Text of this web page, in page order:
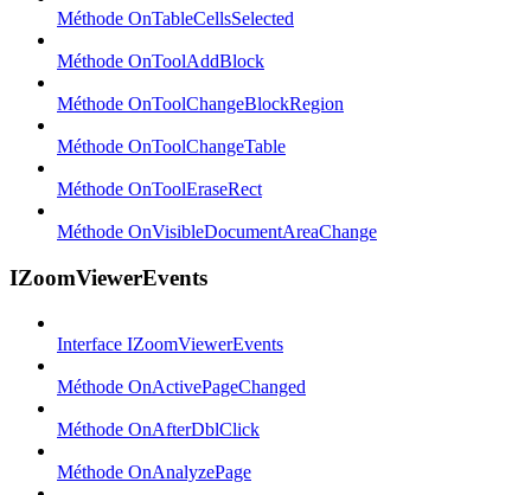
Méthode OnTableCellsSelected
Méthode OnToolAddBlock
Méthode OnToolChangeBlockRegion
Méthode OnToolChangeTable
Méthode OnToolEraseRect
Méthode OnVisibleDocumentAreaChange
IZoomViewerEvents
Interface IZoomViewerEvents
Méthode OnActivePageChanged
Méthode OnAfterDblClick
Méthode OnAnalyzePage